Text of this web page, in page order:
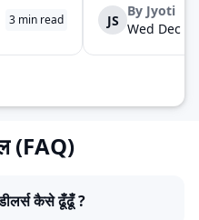
है। घरेलू
3 min read
रोज़ाना सड़क पर उतरते
क्योंकि दिल्ली की
JS
By Jyoti
Wed Dec
(FAQ)
कैसे ढूँढूँ ?